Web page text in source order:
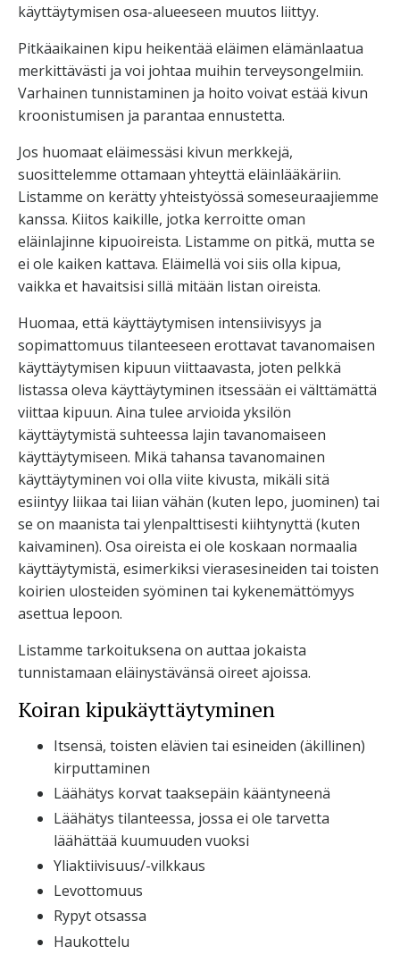
käyttäytymisen osa-alueeseen muutos liittyy.
Pitkäaikainen kipu heikentää eläimen elämänlaatua
merkittävästi ja voi johtaa muihin terveysongelmiin.
Varhainen tunnistaminen ja hoito voivat estää kivun
kroonistumisen ja parantaa ennustetta.
Jos huomaat eläimessäsi kivun merkkejä,
suosittelemme ottamaan yhteyttä eläinlääkäriin.
Listamme on kerätty yhteistyössä someseuraajiemme
kanssa. Kiitos kaikille, jotka kerroitte oman
eläinlajinne kipuoireista. Listamme on pitkä, mutta se
ei ole kaiken kattava. Eläimellä voi siis olla kipua,
vaikka et havaitsisi sillä mitään listan oireista.
Huomaa, että käyttäytymisen intensiivisyys ja
sopimattomuus tilanteeseen erottavat tavanomaisen
käyttäytymisen kipuun viittaavasta, joten pelkkä
listassa oleva käyttäytyminen itsessään ei välttämättä
viittaa kipuun. Aina tulee arvioida yksilön
käyttäytymistä suhteessa lajin tavanomaiseen
käyttäytymiseen. Mikä tahansa tavanomainen
käyttäytyminen voi olla viite kivusta, mikäli sitä
esiintyy liikaa tai liian vähän (kuten lepo, juominen) tai
se on maanista tai ylenpalttisesti kiihtynyttä (kuten
kaivaminen). Osa oireista ei ole koskaan normaalia
käyttäytymistä, esimerkiksi vierasesineiden tai toisten
koirien ulosteiden syöminen tai kykenemättömyys
asettua lepoon.
Listamme tarkoituksena on auttaa jokaista
tunnistamaan eläinystävänsä oireet ajoissa.
Koiran kipukäyttäytyminen
Itsensä, toisten elävien tai esineiden (äkillinen)
kirputtaminen
Läähätys korvat taaksepäin kääntyneenä
Läähätys tilanteessa, jossa ei ole tarvetta
läähättää kuumuuden vuoksi
Yliaktiivisuus/-vilkkaus
Levottomuus
Rypyt otsassa
Haukottelu